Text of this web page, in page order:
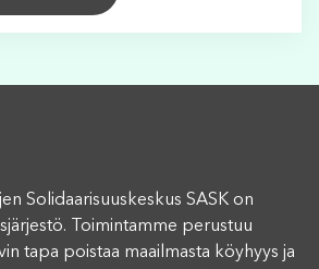
Solidaarisuuskeskus SASK on
Toimintamme perustuu
tapa poistaa maailmasta köyhyys ja